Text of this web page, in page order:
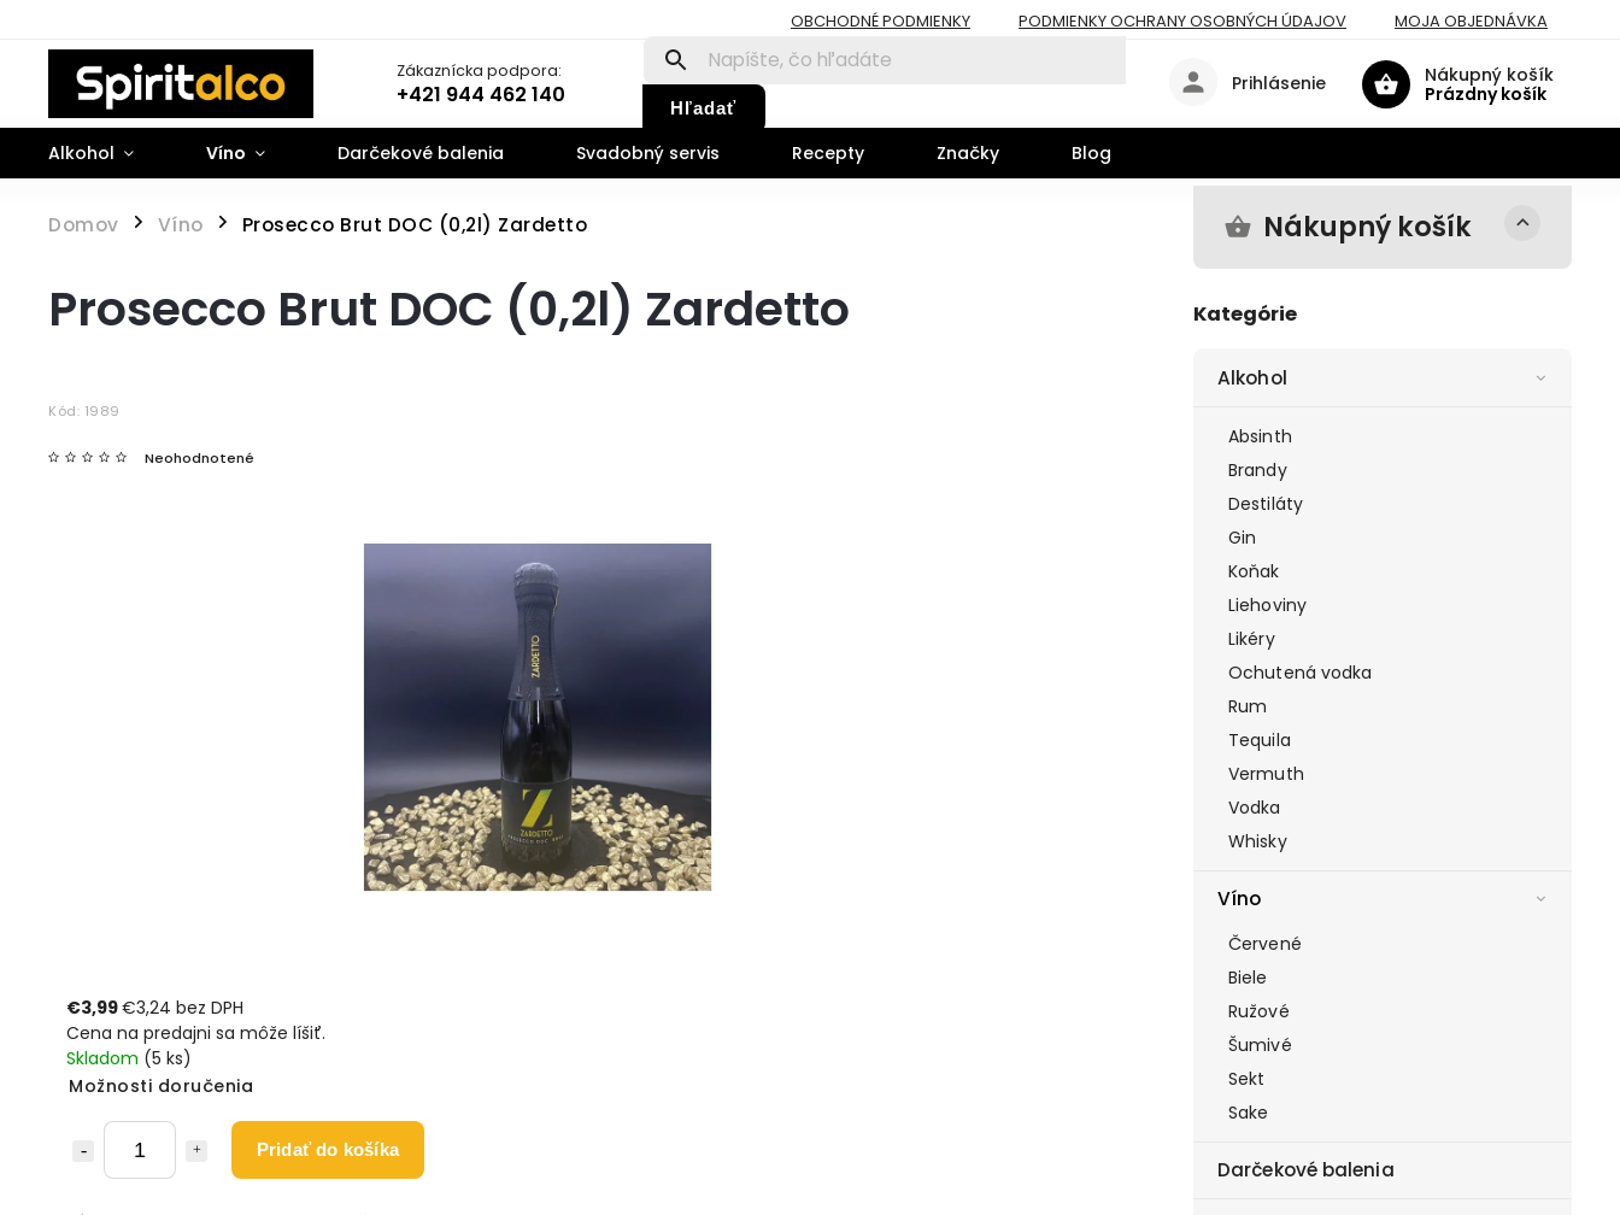
OBCHODNÉ PODMIENKY PODMIENKY OCHRANY OSOBNÝCH ÚDAJOV MOJA OBJEDNÁVKA
Zákaznícka podpora:
+421 944 462 140 Hľadať
Nákupný košík
Prázdny košík
Prihlásenie
Alkohol Víno Darčekové balenia Svadobný servis Recepty Značky Blog
Domov / Víno / Prosecco Brut DOC (0,2l) Zardetto Nákupný košík
Kategórie
Alkohol
Absinth
Brandy
Destiláty
Gin
Koňak
Liehoviny
Likéry
Ochutená vodka
Rum
Tequila
Vermuth
Vodka
Whisky
Víno
Červené
Biele
Ružové
Šumivé
Sekt
Sake
Darčekové balenia
Prosecco Brut DOC (0,2l) Zardetto
Kód: 1989
Neohodnotené
€3,99€3,24 bez DPH
Cena na predajni sa môže líšiť.
Skladom (5 ks)
Možnosti doručenia
Pridať do košíka